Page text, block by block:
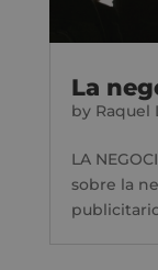
La
by Raquel
LA
sobre la